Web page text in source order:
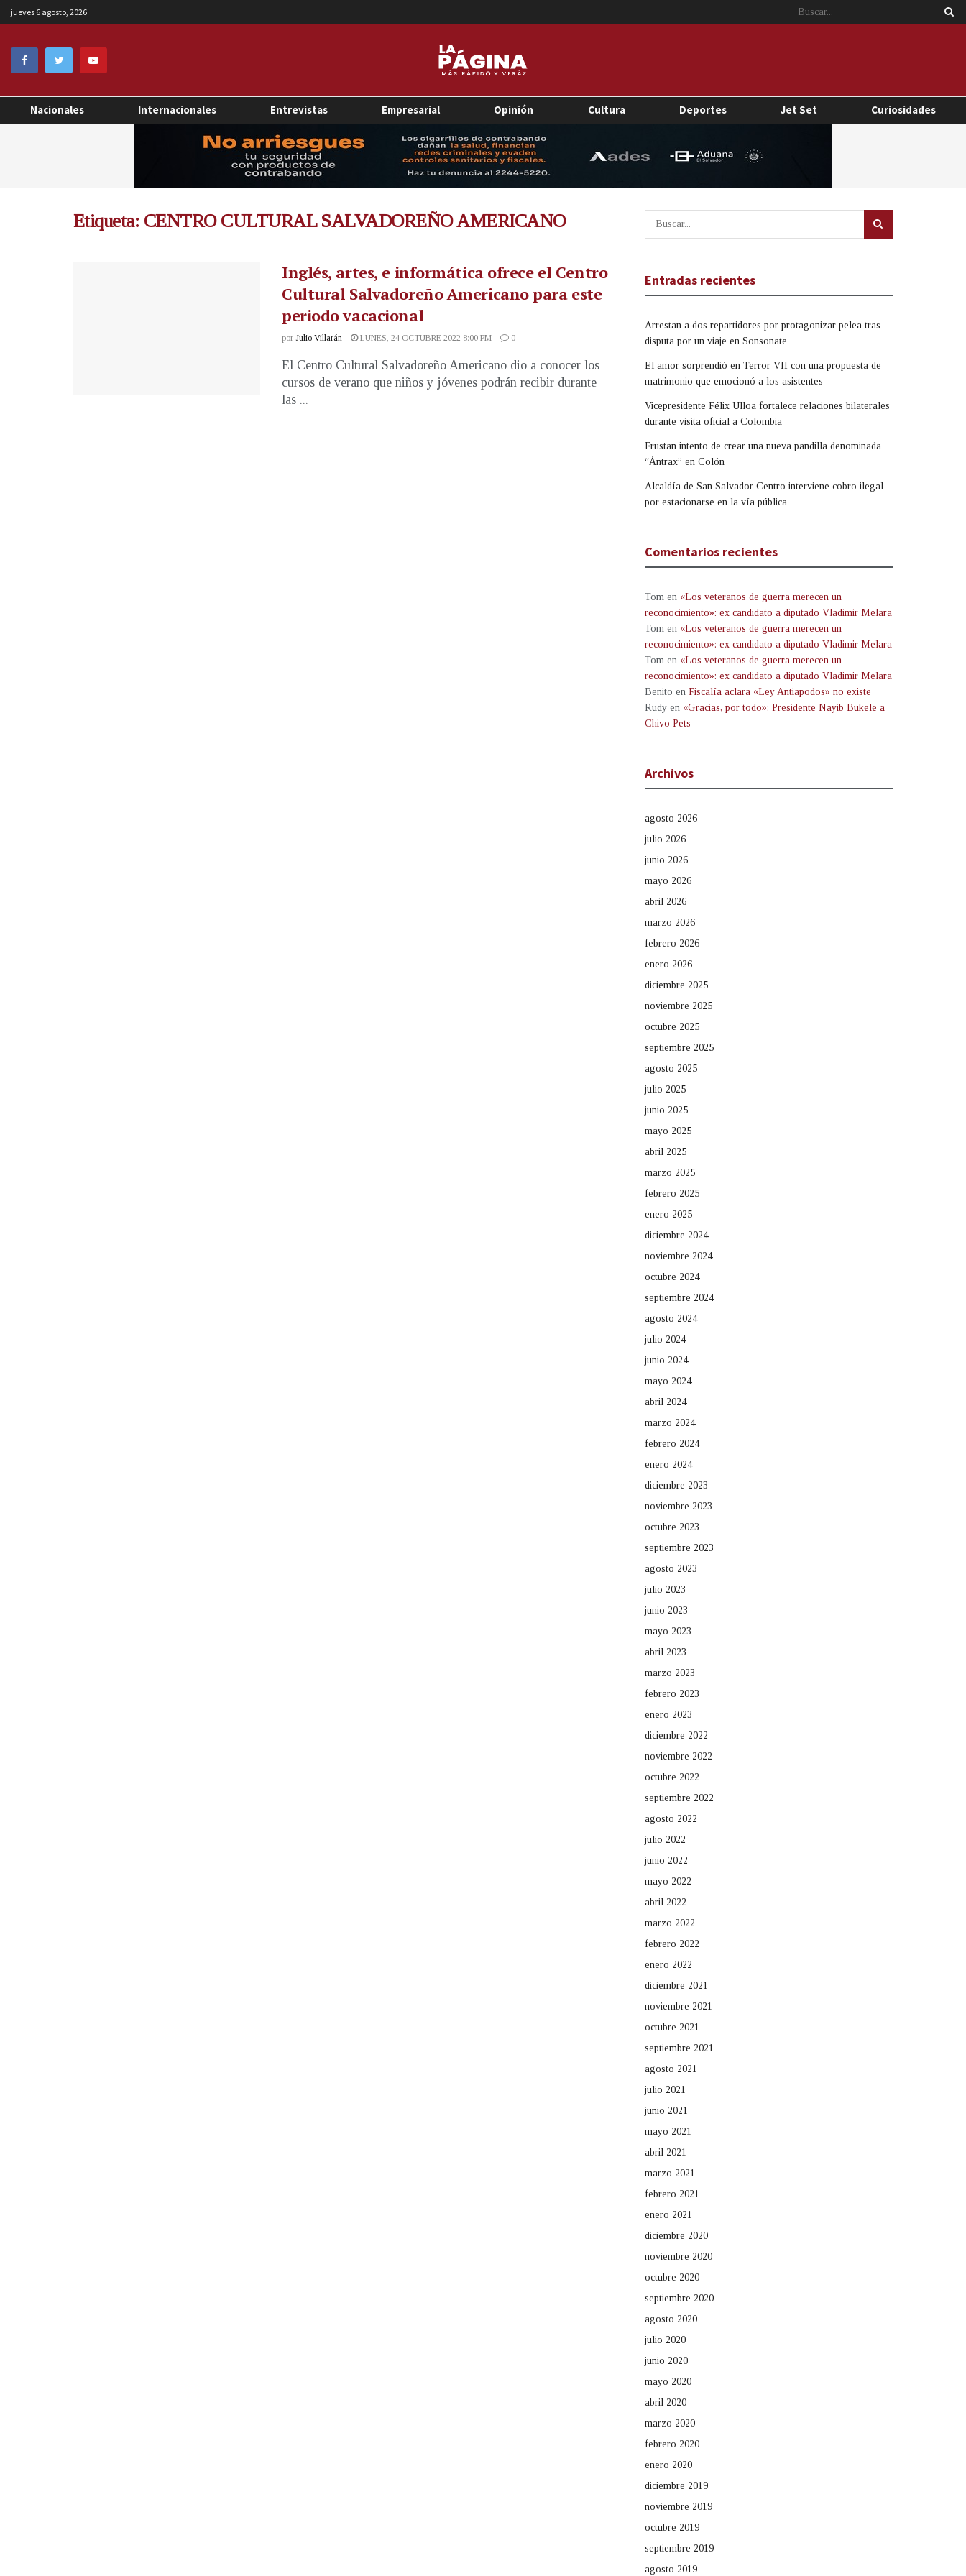
jueves 6 agosto, 2026
Nacionales Internacionales Entrevistas Empresarial Opinión Cultura Deportes Jet Set Curiosidades
Etiqueta: CENTRO CULTURAL SALVADOREÑO AMERICANO
Inglés, artes, e informática ofrece el Centro
Cultural Salvadoreño Americano para este
periodo vacacional
por Julio Villarán LUNES, 24 OCTUBRE 2022 8:00 PM 0
El Centro Cultural Salvadoreño Americano dio a conocer los
cursos de verano que niños y jóvenes podrán recibir durante
las ...
Entradas recientes
Arrestan a dos repartidores por protagonizar pelea tras
disputa por un viaje en Sonsonate
El amor sorprendió en Terror VII con una propuesta de
matrimonio que emocionó a los asistentes
Vicepresidente Félix Ulloa fortalece relaciones bilaterales
durante visita oficial a Colombia
Frustan intento de crear una nueva pandilla denominada
“Ántrax” en Colón
Alcaldía de San Salvador Centro interviene cobro ilegal
por estacionarse en la vía pública
Comentarios recientes
Tom en «Los veteranos de guerra merecen un
reconocimiento»: ex candidato a diputado Vladimir Melara
Tom en «Los veteranos de guerra merecen un
reconocimiento»: ex candidato a diputado Vladimir Melara
Tom en «Los veteranos de guerra merecen un
reconocimiento»: ex candidato a diputado Vladimir Melara
Benito en Fiscalía aclara «Ley Antiapodos» no existe
Rudy en «Gracias, por todo»: Presidente Nayib Bukele a
Chivo Pets
Archivos
agosto 2026
julio 2026
junio 2026
mayo 2026
abril 2026
marzo 2026
febrero 2026
enero 2026
diciembre 2025
noviembre 2025
octubre 2025
septiembre 2025
agosto 2025
julio 2025
junio 2025
mayo 2025
abril 2025
marzo 2025
febrero 2025
enero 2025
diciembre 2024
noviembre 2024
octubre 2024
septiembre 2024
agosto 2024
julio 2024
junio 2024
mayo 2024
abril 2024
marzo 2024
febrero 2024
enero 2024
diciembre 2023
noviembre 2023
octubre 2023
septiembre 2023
agosto 2023
julio 2023
junio 2023
mayo 2023
abril 2023
marzo 2023
febrero 2023
enero 2023
diciembre 2022
noviembre 2022
octubre 2022
septiembre 2022
agosto 2022
julio 2022
junio 2022
mayo 2022
abril 2022
marzo 2022
febrero 2022
enero 2022
diciembre 2021
noviembre 2021
octubre 2021
septiembre 2021
agosto 2021
julio 2021
junio 2021
mayo 2021
abril 2021
marzo 2021
febrero 2021
enero 2021
diciembre 2020
noviembre 2020
octubre 2020
septiembre 2020
agosto 2020
julio 2020
junio 2020
mayo 2020
abril 2020
marzo 2020
febrero 2020
enero 2020
diciembre 2019
noviembre 2019
octubre 2019
septiembre 2019
agosto 2019